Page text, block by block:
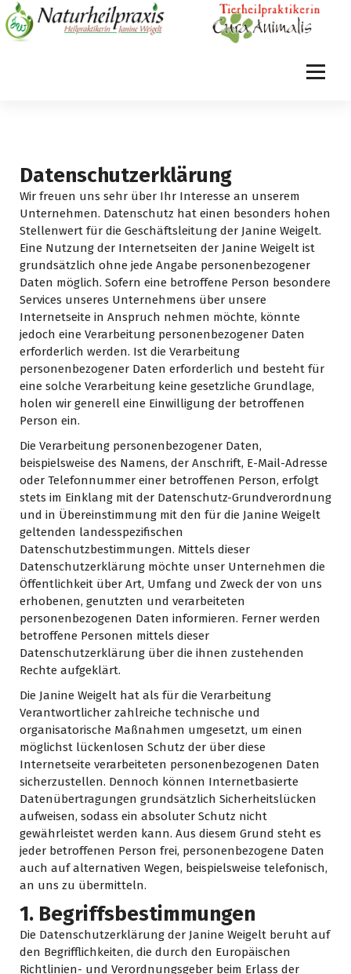
p
Datenschutzerklärung
Wir freuen uns sehr über Ihr Interesse an unserem
Unternehmen. Datenschutz hat einen besonders hohen
Stellenwert für die Geschäftsleitung der Janine Weigelt.
Eine Nutzung der Internetseiten der Janine Weigelt ist
grundsätzlich ohne jede Angabe personenbezogener
Daten möglich. Sofern eine betroffene Person besondere
Services unseres Unternehmens über unsere
Internetseite in Anspruch nehmen möchte, könnte
jedoch eine Verarbeitung personenbezogener Daten
erforderlich werden. Ist die Verarbeitung
personenbezogener Daten erforderlich und besteht für
eine solche Verarbeitung keine gesetzliche Grundlage,
holen wir generell eine Einwilligung der betroffenen
Person ein.
Die Verarbeitung personenbezogener Daten,
beispielsweise des Namens, der Anschrift, E-Mail-Adresse
oder Telefonnummer einer betroffenen Person, erfolgt
stets im Einklang mit der Datenschutz-Grundverordnung
und in Übereinstimmung mit den für die Janine Weigelt
geltenden landesspezifischen
Datenschutzbestimmungen. Mittels dieser
Datenschutzerklärung möchte unser Unternehmen die
Öffentlichkeit über Art, Umfang und Zweck der von uns
erhobenen, genutzten und verarbeiteten
personenbezogenen Daten informieren. Ferner werden
betroffene Personen mittels dieser
Datenschutzerklärung über die ihnen zustehenden
Rechte aufgeklärt.
Die Janine Weigelt hat als für die Verarbeitung
Verantwortlicher zahlreiche technische und
organisatorische Maßnahmen umgesetzt, um einen
möglichst lückenlosen Schutz der über diese
Internetseite verarbeiteten personenbezogenen Daten
sicherzustellen. Dennoch können Internetbasierte
Datenübertragungen grundsätzlich Sicherheitslücken
aufweisen, sodass ein absoluter Schutz nicht
gewährleistet werden kann. Aus diesem Grund steht es
jeder betroffenen Person frei, personenbezogene Daten
auch auf alternativen Wegen, beispielsweise telefonisch,
an uns zu übermitteln.
1. Begriffsbestimmungen
Die Datenschutzerklärung der Janine Weigelt beruht auf
den Begrifflichkeiten, die durch den Europäischen
Richtlinien- und Verordnungsgeber beim Erlass der